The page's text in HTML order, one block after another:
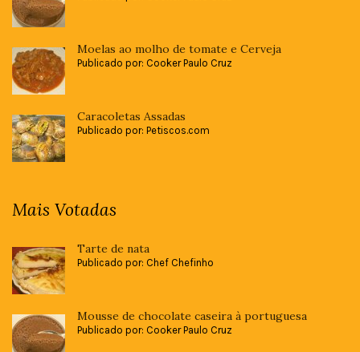
Moelas ao molho de tomate e Cerveja
Publicado por: Cooker Paulo Cruz
Caracoletas Assadas
Publicado por: Petiscos.com
Mais Votadas
Tarte de nata
Publicado por: Chef Chefinho
Mousse de chocolate caseira à portuguesa
Publicado por: Cooker Paulo Cruz